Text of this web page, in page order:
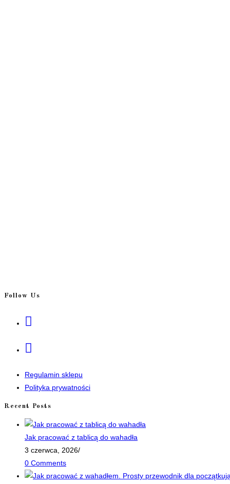
Follow Us
new
tab
Regulamin sklepu
Polityka prywatności
Recent Posts
Jak pracować z tablicą do wahadła
3 czerwca, 2026/
0 Comments